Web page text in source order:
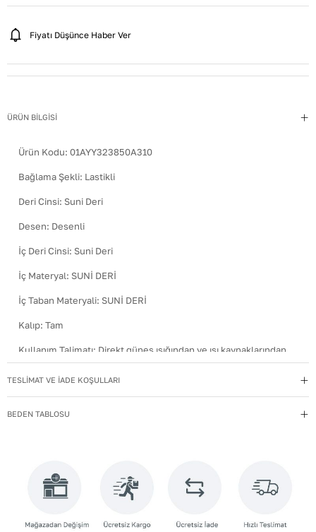
Fiyatı Düşünce Haber Ver
ÜRÜN BİLGİSİ
Ürün Kodu: 01AYY323850A310
Bağlama Şekli: Lastikli
Deri Cinsi: Suni Deri
Desen: Desenli
İç Deri Cinsi: Suni Deri
İç Materyal: SUNİ DERİ
İç Taban Materyali: SUNİ DERİ
Kalıp: Tam
Kullanım Talimatı: Direkt güneş ışığından ve ısı kaynaklarından
uzak tutun.
Suni Deri
Menşei:Türkiye
Topuk Tipi:Düz Topuklu
arındırın. Hafif nemli bezle silin, doğal olarak kurumasını
TESLİMAT VE İADE KOŞULLARI
BEDEN TABLOSU